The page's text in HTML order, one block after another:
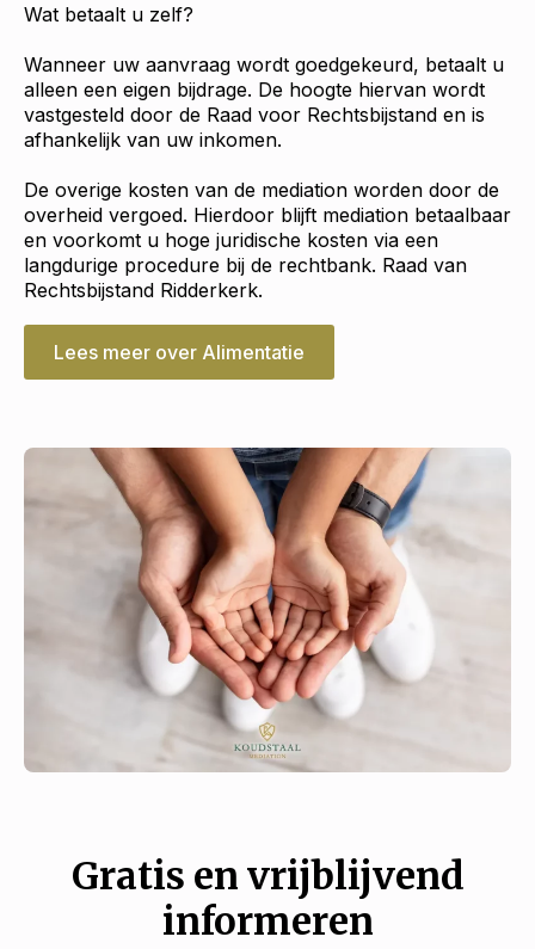
Wat betaalt u zelf?
Wanneer uw aanvraag wordt goedgekeurd, betaalt u
alleen een eigen bijdrage. De hoogte hiervan wordt
vastgesteld door de Raad voor Rechtsbijstand en is
afhankelijk van uw inkomen.
De overige kosten van de mediation worden door de
overheid vergoed. Hierdoor blijft mediation betaalbaar
en voorkomt u hoge juridische kosten via een
langdurige procedure bij de rechtbank. Raad van
Rechtsbijstand Ridderkerk.
Lees meer over Alimentatie
Gratis en vrijblijvend
informeren